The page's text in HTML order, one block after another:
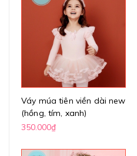
Váy múa tiên viền dài new
(hồng, tím, xanh)
350.000₫